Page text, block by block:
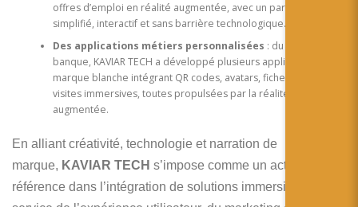
offres d’emploi en réalité augmentée, avec un parcours
simplifié, interactif et sans barrière technologique.
Des applications métiers personnalisées : du tourisme à la
banque, KAVIAR TECH a développé plusieurs applications en
marque blanche intégrant QR codes, avatars, fiches produits ou
visites immersives, toutes propulsées par la réalité
augmentée.
En alliant créativité, technologie et narration de
marque, KAVIAR TECH s’impose comme un acteur de
référence dans l’intégration de solutions immersives au